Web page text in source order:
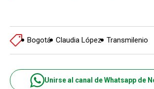
Bogotá Claudia López Transmilenio
Unirse al canal de Whatsapp de